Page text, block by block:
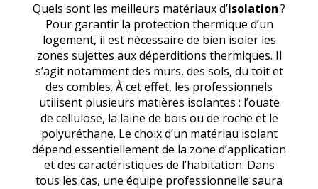
Quels sont les meilleurs matériaux d’isolation?
Pour garantir la protection thermique d’un
logement, il est nécessaire de bien isoler les
zones sujettes aux déperditions thermiques. Il
s’agit notamment des murs, des sols, du toit et
des combles. À cet effet, les professionnels
utilisent plusieurs matières isolantes : l’ouate
de cellulose, la laine de bois ou de roche et le
polyuréthane. Le choix d’un matériau isolant
dépend essentiellement de la zone d’application
et des caractéristiques de l’habitation. Dans
tous les cas, une équipe professionnelle saura